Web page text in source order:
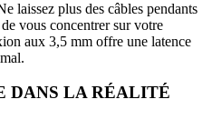
laissez plus des câbles pendants
vous concentrer sur votre
aux 3,5 mm offre une latence
DANS LA RÉALITÉ